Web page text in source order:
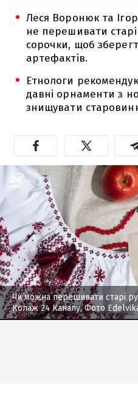
Леся Воронюк та
не перешивати
сорочки, щоб
артефактів.
Етнологи
давні орнаменти з
знищувати
Чи можна перешивати старі
Колаж 24 Каналу, Фото